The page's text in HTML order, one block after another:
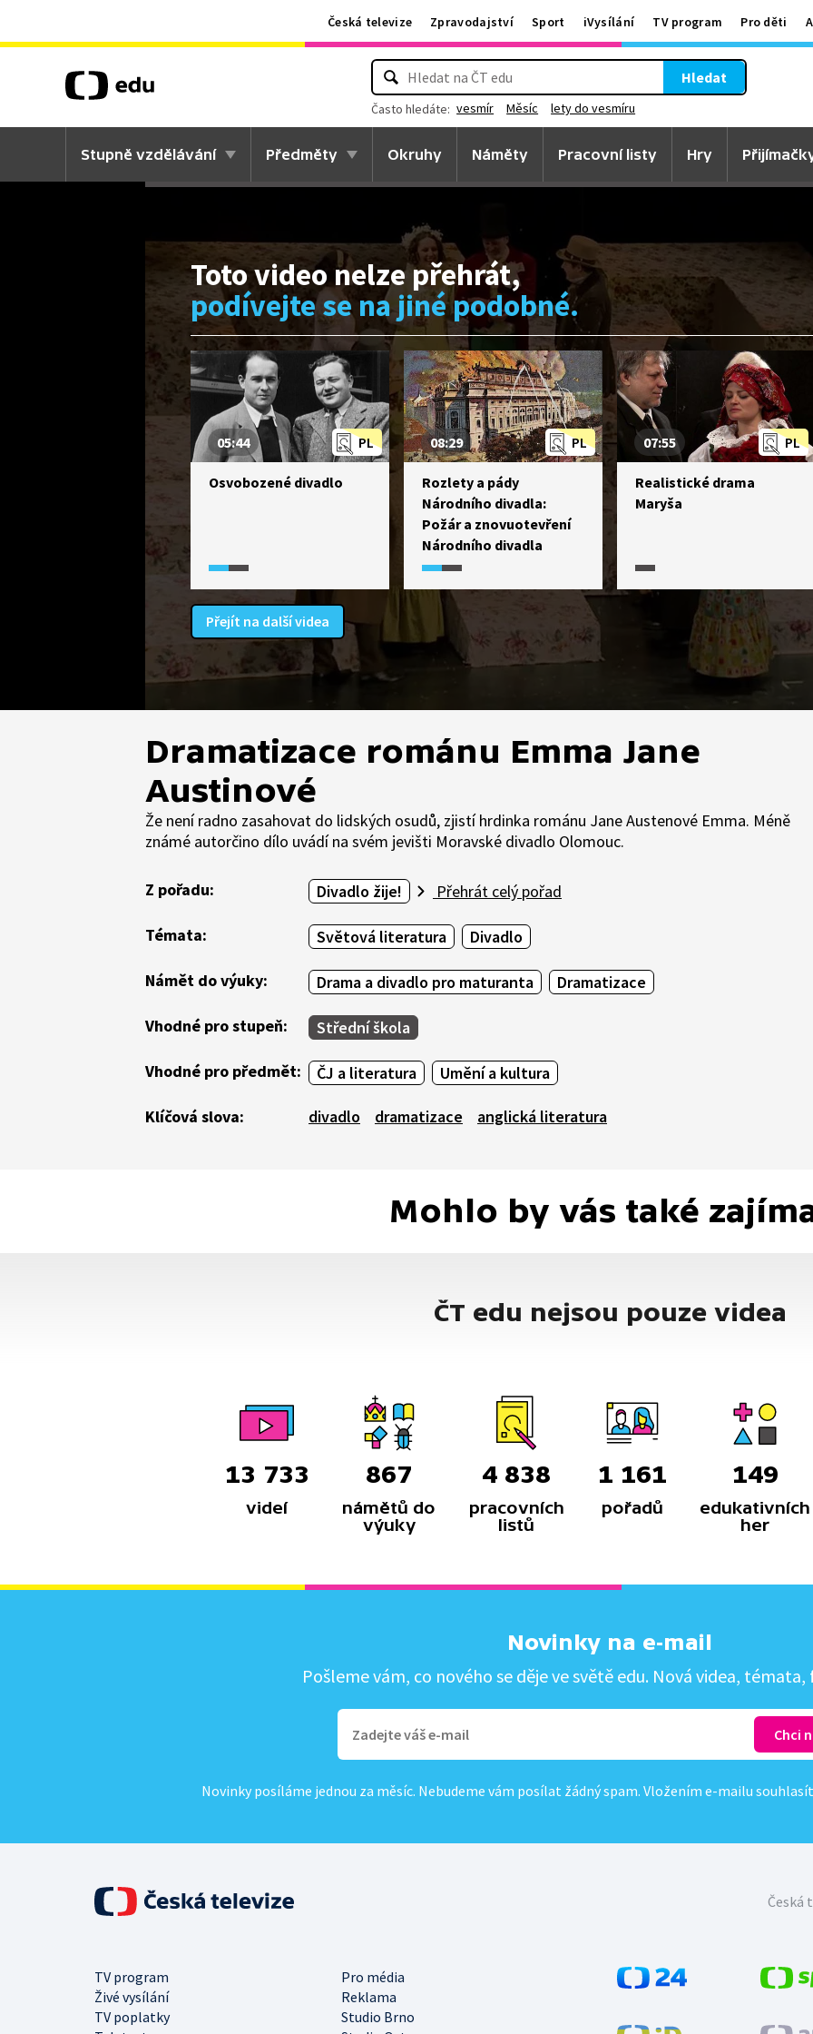
Česká televize Zpravodajství Sport iVysílání TV program Pro děti
Hledat
Často hledáte: vesmír Měsíc lety do vesmíru
Stupně vzdělávání Předměty Okruhy Náměty Pracovní listy Hry
Toto video nelze přehrát,
podívejte se na jiné podobné.
PL
05:44
Osvobozené divadlo
PL
08:29
Rozlety a pády
Národního divadla:
Požár a znovuotevření
Národního divadla
PL
07:55
Realistické drama
Maryša
Přejít na další videa
Dramatizace románu Emma Jane
Austinové
Že není radno zasahovat do lidských osudů, zjistí hrdinka románu Jane Austenové Emma. Méně
známé autorčino dílo uvádí na svém jevišti Moravské divadlo Olomouc.
Z pořadu: Divadlo žije! Přehrát celý pořad
Témata: Světová literatura Divadlo
Námět do výuky: Drama a divadlo pro maturanta Dramatizace
Vhodné pro stupeň: Střední škola
Vhodné pro předmět: ČJ a literatura Umění a kultura
Klíčová slova: divadlo dramatizace anglická literatura
Mohlo by vás také
ČT edu nejsou pouze videa
13 733
videí
867
námětů do
výuky
4 838
pracovních
listů
1 161
pořadů
149
edukativních
her
Novinky na e-mail
Pošleme vám, co nového se děje ve světě edu. Nová videa, témata,
Novinky posíláme jednou za měsíc. Nebudeme vám posílat žádný spam. Vložením e-mailu